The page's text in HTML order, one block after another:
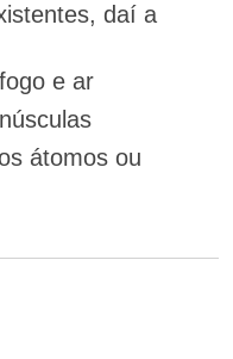
daí a
e ar
átomos ou